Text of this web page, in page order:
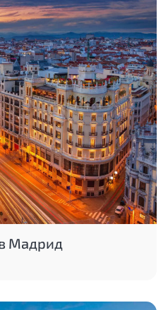
Мадрид